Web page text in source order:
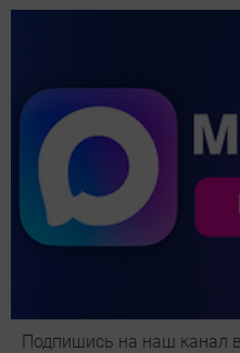
Подпишись на наш канал